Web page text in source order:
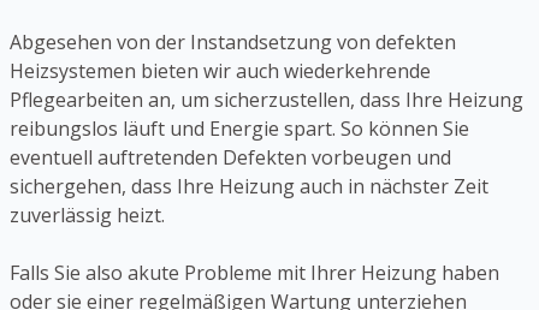
Abgesehen von der Instandsetzung von defekten
Heizsystemen bieten wir auch wiederkehrende
Pflegearbeiten an, um sicherzustellen, dass Ihre Heizung
reibungslos läuft und Energie spart. So können Sie
eventuell auftretenden Defekten vorbeugen und
sichergehen, dass Ihre Heizung auch in nächster Zeit
zuverlässig heizt.
Falls Sie also akute Probleme mit Ihrer Heizung haben
oder sie einer regelmäßigen Wartung unterziehen